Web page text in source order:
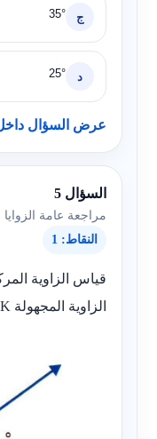
ج 35°
د 25°
عرض السؤال داخل
السؤال 5
مراجعة عامة الزوايا
النقاط: 1
الزاوية المجهولة K